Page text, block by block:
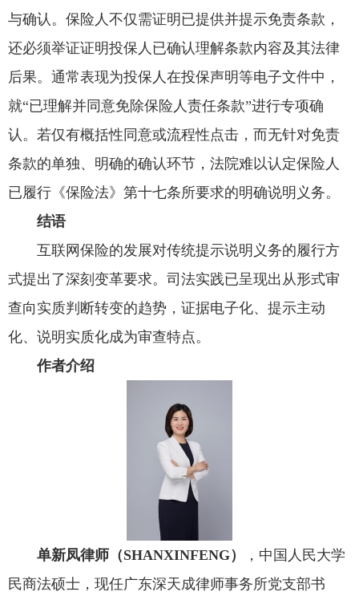
与确认。保险人不仅需证明已提供并提示免责条款，
还必须举证证明投保人已确认理解条款内容及其法律
后果。通常表现为投保人在投保声明等电子文件中，
就“已理解并同意免除保险人责任条款”进行专项确
认。若仅有概括性同意或流程性点击，而无针对免责
条款的单独、明确的确认环节，法院难以认定保险人
已履行《保险法》第十七条所要求的明确说明义务。
结语
互联网保险的发展对传统提示说明义务的履行方
式提出了深刻变革要求。司法实践已呈现出从形式审
查向实质判断转变的趋势，证据电子化、提示主动
化、说明实质化成为审查特点。
作者介绍
单新凤律师（SHANXINFENG） ， 中国人民大学
民商法硕士，现任广东深天成律师事务所党支部书